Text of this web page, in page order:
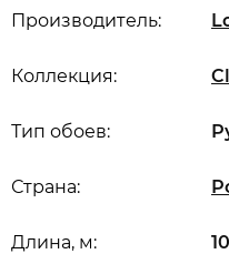
Производитель:
Коллекция:
Длина, м: 10
Страна:
Тип обоев: